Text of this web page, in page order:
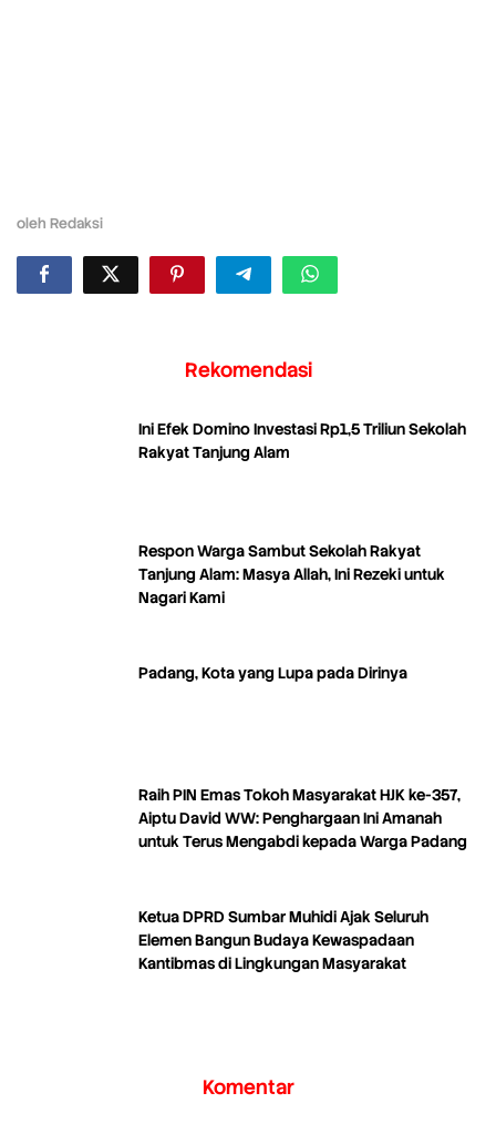
oleh Redaksi
Rekomendasi
Ini Efek Domino Investasi Rp1,5 Triliun Sekolah
Rakyat Tanjung Alam
Respon Warga Sambut Sekolah Rakyat
Tanjung Alam: Masya Allah, Ini Rezeki untuk
Nagari Kami
Padang, Kota yang Lupa pada Dirinya
Raih PIN Emas Tokoh Masyarakat HJK ke-357,
Aiptu David WW: Penghargaan Ini Amanah
untuk Terus Mengabdi kepada Warga Padang
Ketua DPRD Sumbar Muhidi Ajak Seluruh
Elemen Bangun Budaya Kewaspadaan
Kantibmas di Lingkungan Masyarakat
Komentar